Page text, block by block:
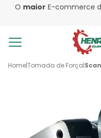
O maior E-commerce
Home|Tomada de Força|